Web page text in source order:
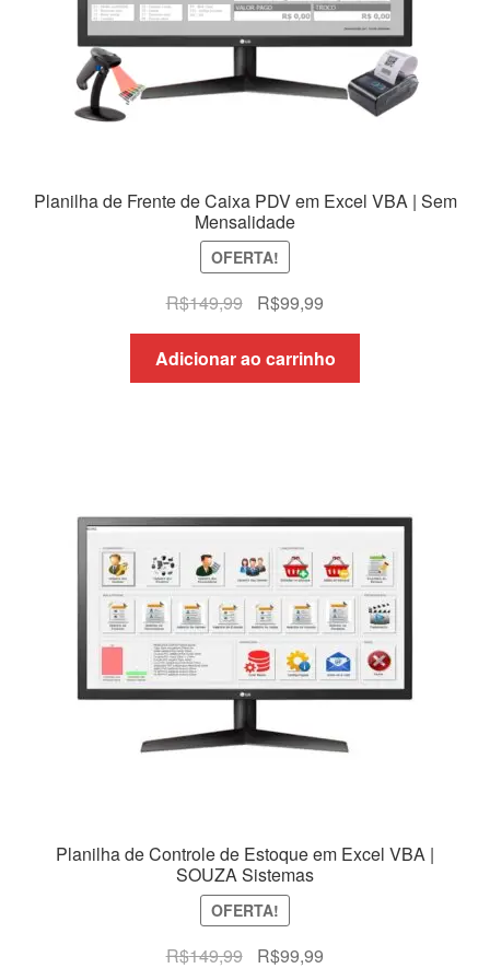
Planilha de Frente de Caixa PDV em Excel VBA | Sem
Mensalidade
OFERTA!
R$149,99
O
preço
original
era:
R$99,99
preço
atual
é:
Adicionar ao carrinho
Planilha de Controle de Estoque em Excel VBA |
SOUZA Sistemas
OFERTA!
R$149,99
OR$99,99